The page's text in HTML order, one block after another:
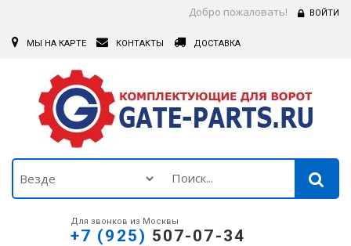
Добро пожаловать! ВОЙТИ
МЫ НА КАРТЕ КОНТАКТЫ ДОСТАВКА
Для звонков из Москвы
+7 (925) 507-07-34